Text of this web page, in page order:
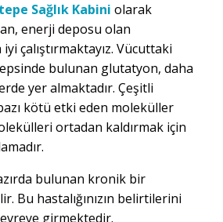
Sağlık Kabini olarak
enerji deposu olan
çalıştırmaktayız. Vücuttaki
bulunan glutatyon, daha
yer almaktadır. Çeşitli
kötü etki eden moleküller
ortadan kaldırmak için
bulunan kronik bir
Bu hastalığınızın belirtilerini
girmektedir.